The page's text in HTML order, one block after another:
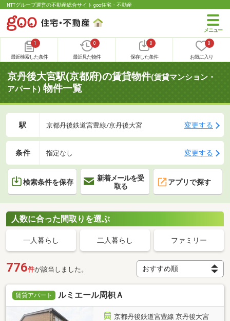
NTTグループ運営の不動産総合サイト goo住宅・不動産
1
最近検索した条件
0
最近見た物件
0
保存した条件
0
お気に入り
京丹後大宮駅(京都府)の賃貸物件(賃貸マンション・
アパート) 物件一覧
駅 京都丹後鉄道宮豊線/京丹後大宮 変更する
条件 指定なし 変更する
検索条件を保存
新着メールを受
取る
アプリで探す
人数に合った間取りを選ぶ
一人暮らし 二人暮らし ファミリー
776件が該当しました。
賃貸アパート ルミエール周枳Ａ
京都丹後鉄道宮豊線 京丹後大宮